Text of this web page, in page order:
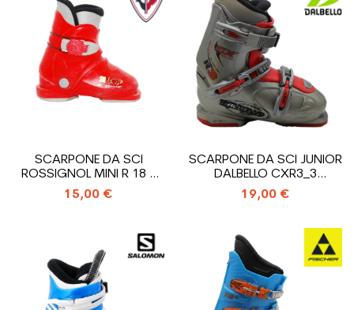
SCARPONE DA SCI
ROSSIGNOL MINI R 18 -
ENTRATA...
15,00 €
SCARPONE DA SCI JUNIOR
DALBELLO CXR3_3
GANCIO
19,00 €